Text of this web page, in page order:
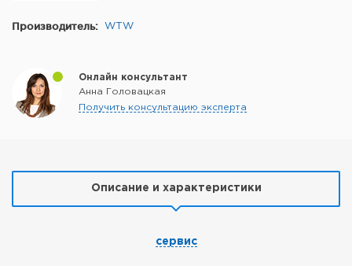
Производитель: WTW
Онлайн консультант
Анна Головацкая
Получить консультацию эксперта
Описание и характеристики
сервис